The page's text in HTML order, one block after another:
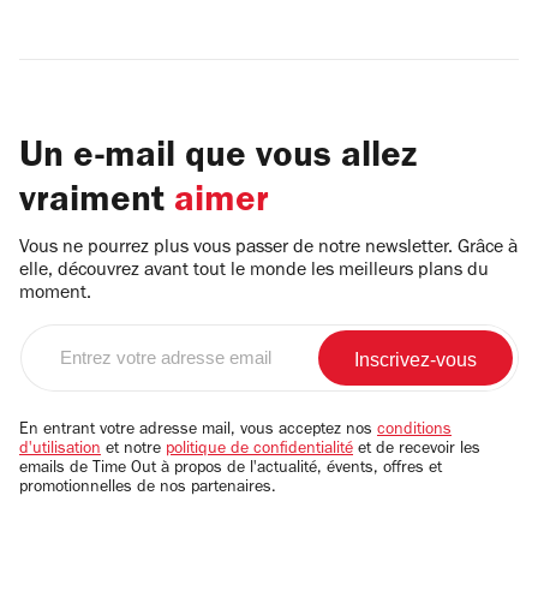
Un e-mail que vous allez
vraiment aimer
Vous ne pourrez plus vous passer de notre newsletter. Grâce à
elle, découvrez avant tout le monde les meilleurs plans du
moment.
email
En entrant votre adresse mail, vous acceptez nos conditions
d'utilisation et notre politique de confidentialité et de recevoir les
emails de Time Out à propos de l'actualité, évents, offres et
promotionnelles de nos partenaires.